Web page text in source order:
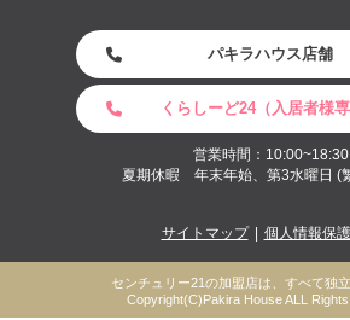
パキラハウス店舗
くらしーど24（入居者様専
営業時間：10:00~18:30
夏期休暇 年末年始、第3水曜日 (
サイトマップ 個人情報保
センチュリー21の加盟店は、すべて独立
Copyright(C)Pakira House ALL